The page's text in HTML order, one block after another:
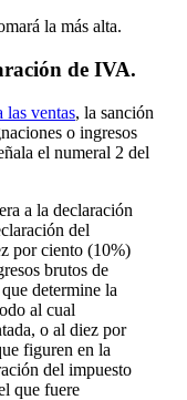
la más alta.
de IVA.
las ventas, la sanción
o ingresos
el numeral 2 del
a la declaración
del
por ciento (10%)
brutos de
determine la
al cual
o al diez por
figuren en la
del impuesto
que fuere